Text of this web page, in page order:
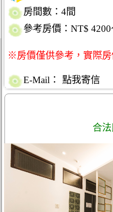
房間數：4間
參考房價：NT$ 4200
※房價僅供參考，實際
E-Mail： 點我寄信
合